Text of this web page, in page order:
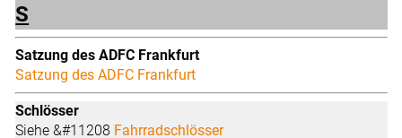
S
Satzung des ADFC Frankfurt
Satzung des ADFC Frankfurt
Schlösser
Siehe &#11208 Fahrradschlösser